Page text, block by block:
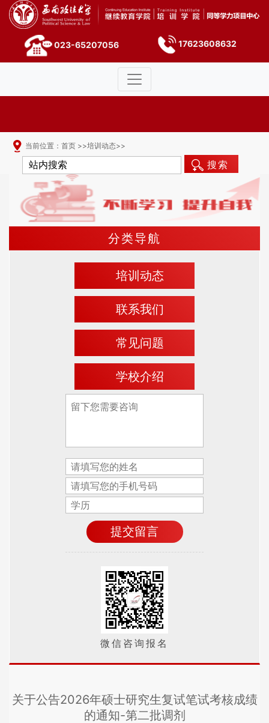
023-65207056 17623608632
当前位置： 首页 >>培训动态>>
搜索
分类导航
培训动态
联系我们
常见问题
学校介绍
微信咨询报名
关于公告2026年硕士研究生复试笔试考核成绩
的通知-第二批调剂